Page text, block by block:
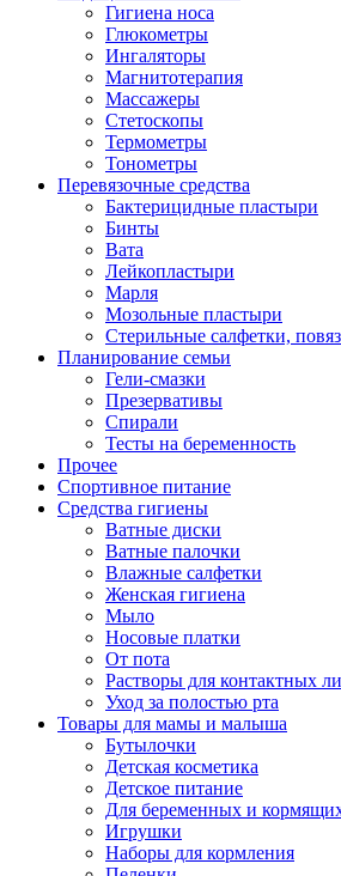
Гигиена носа
Глюкометры
Ингаляторы
Магнитотерапия
Массажеры
Стетоскопы
Термометры
Тонометры
Перевязочные средства
Бактерицидные пластыри
Бинты
Вата
Лейкопластыри
Марля
Мозольные пластыри
Стерильные салфетки,
Планирование семьи
Гели-смазки
Презервативы
Спирали
Тесты на беременность
Прочее
Спортивное питание
Средства гигиены
Ватные диски
Ватные палочки
Влажные салфетки
Женская гигиена
Мыло
Носовые платки
От пота
Растворы для контактных
Уход за полостью рта
Товары для мамы и малыша
Бутылочки
Детская косметика
Детское питание
Для беременных и
Игрушки
Наборы для кормления